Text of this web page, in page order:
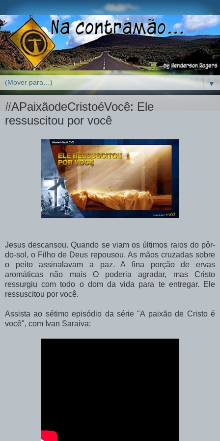
▼
#APaixãodeCristoéVocê: Ele
ressuscitou por você
Jesus descansou. Quando se viam os últimos raios do pôr-
do-sol, o Filho de Deus repousou. As mãos cruzadas sobre
o peito assinalavam a paz. A fina porção de ervas
aromáticas não mais O poderia agradar, mas Cristo
ressurgiu com todo o dom da vida para te entregar. Ele
ressuscitou por você.
Assista ao sétimo episódio da série "A paixão de Cristo é
você", com Ivan Saraiva: